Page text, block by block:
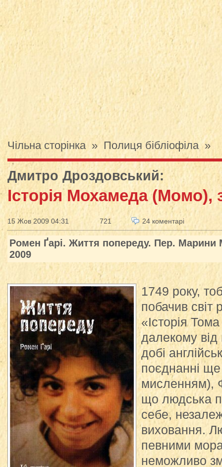
Чільна сторінка» Полиця бібліофіла»
Дмитро Дроздовський:
Історія Мохамеда (Момо),
15 Жов 2009 04:31 721 24 коментарі
Ромен Ґарі. Життя попереду. Пер. Марини
2009
1749 року,
побачив світ
«Історія
далекому від
добі
поєднанні
мисленням),
що людська
себе,
виховання.
певними
неможливо